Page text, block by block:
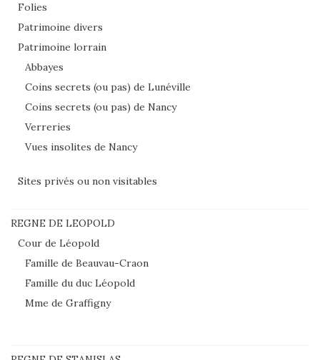
Folies
Patrimoine divers
Patrimoine lorrain
Abbayes
Coins secrets (ou pas) de Lunéville
Coins secrets (ou pas) de Nancy
Verreries
Vues insolites de Nancy
Sites privés ou non visitables
REGNE DE LEOPOLD
Cour de Léopold
Famille de Beauvau-Craon
Famille du duc Léopold
Mme de Graffigny